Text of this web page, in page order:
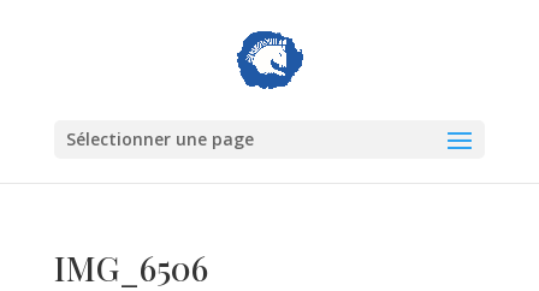
Sélectionner une page
IMG_6506